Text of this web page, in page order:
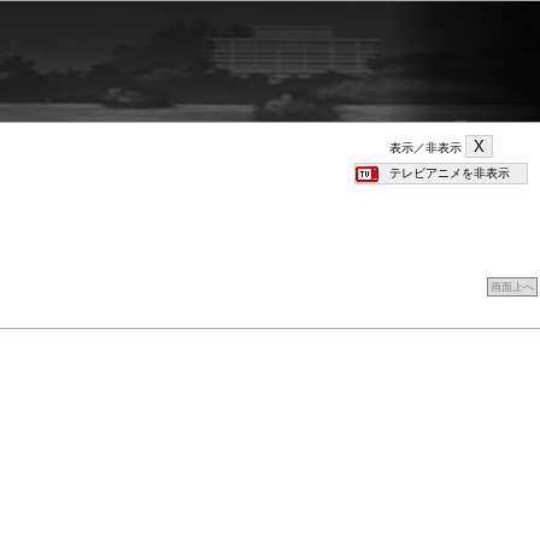
表示／非表示
画面上へ